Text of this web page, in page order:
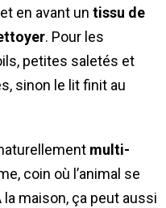
en avant un tissu de
. Pour les
petites saletés et
sinon le lit finit au
multi-
coin où l’animal se
la maison, ça peut aussi